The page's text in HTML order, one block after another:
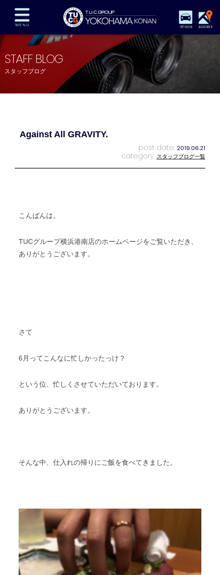
STOCK ACCESS
在庫車両情報 保証&サービス パーツリスト
TUCとは？ 店舗情報 アクセスマップ
全国納車 特別作業 注文販売
STAFF BLOG
スタッフブログ
Against All GRAVITY.
post date: 2019.06.21
category: スタッフブログ一覧
こんばんは。
TUCグループ横浜港南店のホームページをご覧いただき、
ありがとうございます。
さて
6月ってこんなに忙しかったっけ？
という位、忙しくさせていただいております。
ありがとうございます。
そんな中、仕入れの帰りにご飯を食べてきました。